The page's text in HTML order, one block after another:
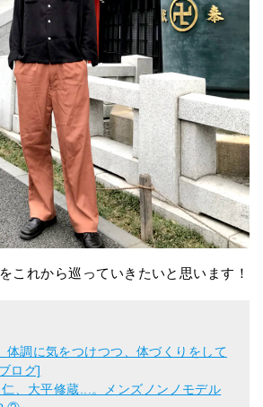
これから巡っていきたいと思います！
体調に気をつけつつ、体づくりをして
ログ]
、大平修蔵...。メンズノンノモデル